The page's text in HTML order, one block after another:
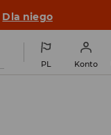
Dla niego
PL Konto